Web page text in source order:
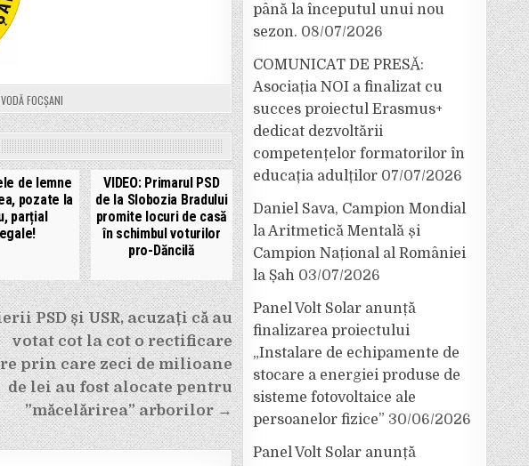
FOCȘANI
de lemne
pozate la
parțial
VIDEO: Primarul PSD
de la Slobozia Bradului
promite locuri de casă
în schimbul voturilor
pro-Dăncilă
PSD și USR, acuzați că au
votat cot la cot o rectificare
prin care zeci de milioane
de lei au fost alocate pentru
”măcelărirea” arborilor →
până la începutul unui nou
sezon. 08/07/2026
COMUNICAT DE PRESĂ:
Asociația NOI a finalizat cu
succes proiectul Erasmus+
dedicat dezvoltării
competențelor formatorilor în
educația adulților 07/07/2026
Daniel Sava, Campion Mondial
la Aritmetică Mentală și
Campion Național al României
la Șah 03/07/2026
Panel Volt Solar anunță
finalizarea proiectului
„Instalare de echipamente de
stocare a energiei produse de
sisteme fotovoltaice ale
persoanelor fizice” 30/06/2026
Panel Volt Solar anunță